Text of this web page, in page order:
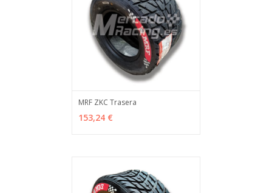
AÑADIR
MRF ZKC Trasera
153,24 €